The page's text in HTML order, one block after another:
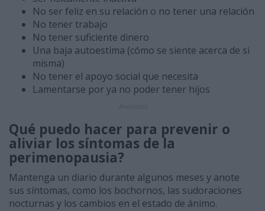
No ser feliz en su relación o no tener una relación
No tener trabajo
No tener suficiente dinero
Una baja autoestima (cómo se siente acerca de si
misma)
No tener el apoyo social que necesita
Lamentarse por ya no poder tener hijos
Qué puedo hacer para prevenir o
aliviar los síntomas de la
perimenopausia?
Mantenga un diario durante algunos meses y anote
sus síntomas, como los bochornos, las sudoraciones
nocturnas y los cambios en el estado de ánimo.